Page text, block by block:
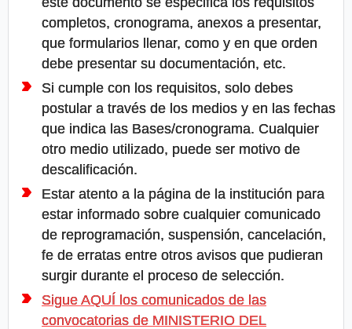
completos, cronograma, anexos a presentar,
que formularios llenar, como y en que orden
debe presentar su documentación, etc.
Si cumple con los requisitos, solo debes
postular a través de los medios y en las fechas
que indica las Bases/cronograma. Cualquier
otro medio utilizado, puede ser motivo de
descalificación.
Estar atento a la página de la institución para
estar informado sobre cualquier comunicado
de reprogramación, suspensión, cancelación,
fe de erratas entre otros avisos que pudieran
surgir durante el proceso de selección.
Sigue AQUÍ los comunicados de las
convocatorias de MINISTERIO DEL